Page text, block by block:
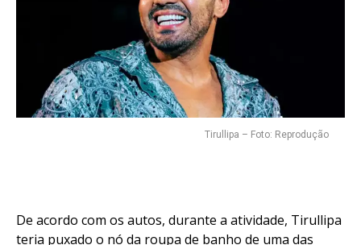
Tirullipa – Foto: Reprodução
De acordo com os autos, durante a atividade, Tirullipa
teria puxado o nó da roupa de banho de uma das